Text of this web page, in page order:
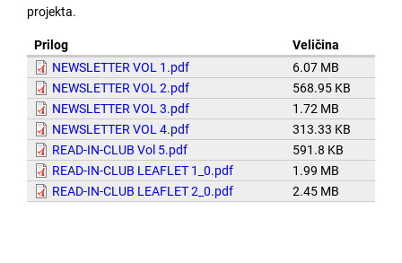
projekta.
Prilog
Veličina
NEWSLETTER VOL 1.pdf
6.07 MB
NEWSLETTER VOL 2.pdf
568.95 KB
NEWSLETTER VOL 3.pdf
1.72 MB
NEWSLETTER VOL 4.pdf
313.33 KB
READ-IN-CLUB Vol 5.pdf
591.8 KB
READ-IN-CLUB LEAFLET 1_0.pdf
1.99 MB
READ-IN-CLUB LEAFLET 2_0.pdf
2.45 MB